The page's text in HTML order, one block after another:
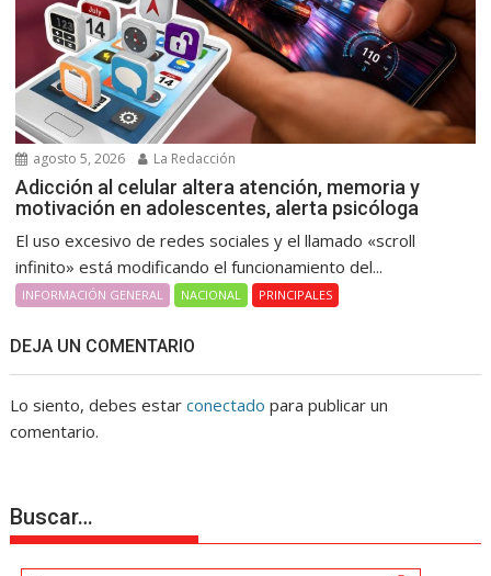
agosto 5, 2026 La Redacción
Adicción al celular altera atención, memoria y
motivación en adolescentes, alerta psicóloga
El uso excesivo de redes sociales y el llamado «scroll
infinito» está modificando el funcionamiento del...
INFORMACIÓN GENERAL NACIONAL PRINCIPALES
DEJA UN COMENTARIO
Lo siento, debes estarconectado para publicar un
comentario.
Buscar…